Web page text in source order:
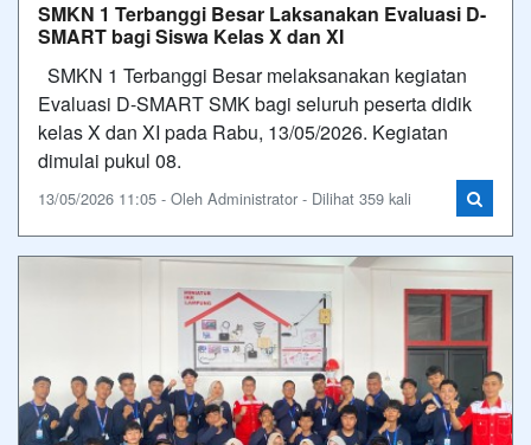
SMKN 1 Terbanggi Besar Laksanakan Evaluasi D-
SMART bagi Siswa Kelas X dan XI
SMKN 1 Terbanggi Besar melaksanakan kegiatan
Evaluasi D-SMART SMK bagi seluruh peserta didik
kelas X dan XI pada Rabu, 13/05/2026. Kegiatan
dimulai pukul 08.
13/05/2026 11:05 - Oleh Administrator - Dilihat 359 kali